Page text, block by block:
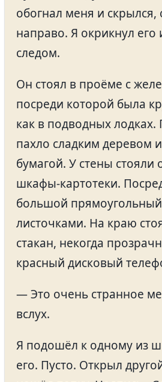
обогнал меня и скрылся,
направо. Я окрикнул его
следом.
Он стоял в проёме с
посреди которой была
как в подводных
пахло сладким деревом
бумагой. У стены стояли
шкафы-картотеки.
большой прямоугольный
листочками. На краю
стакан, некогда
красный дисковый
— Это очень странное
вслух.
Я подошёл к одному из
его. Пусто. Открыл